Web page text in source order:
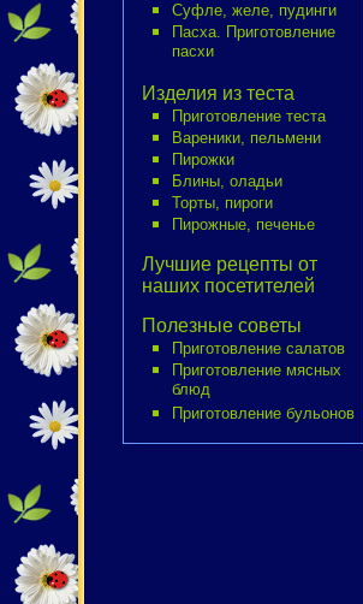
Суфле, желе, пудинги
Пасха. Приготовление
пасхи
Изделия из теста
Приготовление теста
Вареники, пельмени
Пирожки
Блины, оладьи
Торты, пироги
Пирожные, печенье
Лучшие рецепты от
наших посетителей
Полезные советы
Приготовление салатов
Приготовление мясных
блюд
Приготовление бульонов